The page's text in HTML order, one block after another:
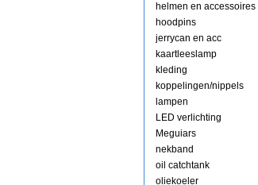
helmen en accessoires
hoodpins
jerrycan en acc
kaartleeslamp
kleding
koppelingen/nippels
lampen
LED verlichting
Meguiars
nekband
oil catchtank
oliekoeler